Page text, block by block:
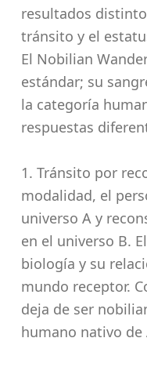
resultados
tránsito y el
El Nobilian
estándar; su
la categoría
respuestas
1. Tránsito por
modalidad, el
universo A y
en el universo B.
biología y su
mundo receptor.
deja de ser
humano nativo de